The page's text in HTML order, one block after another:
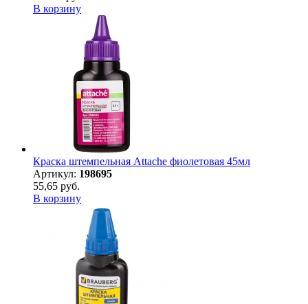
В корзину
Краска штемпельная Attache фиолетовая 45мл
Артикул: 198695
55,65 руб.
В корзину